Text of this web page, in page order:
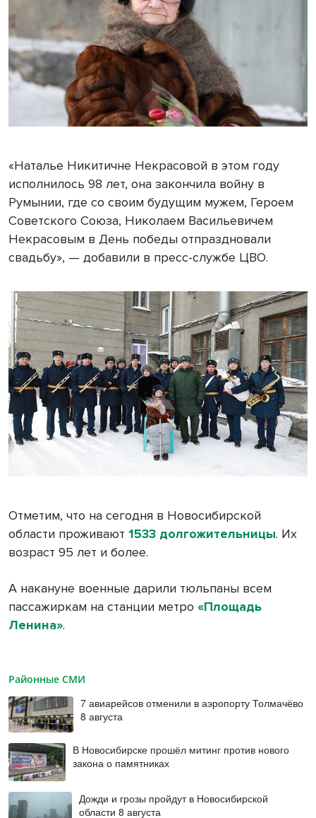
«Наталье Никитичне Некрасовой в этом году
исполнилось 98 лет, она закончила войну в
Румынии, где со своим будущим мужем, Героем
Советского Союза, Николаем Васильевичем
Некрасовым в День победы отпраздновали
свадьбу», — добавили в пресс-службе ЦВО.
Отметим, что на сегодня в Новосибирской
области проживают 1533 долгожительницы. Их
возраст 95 лет и более.
А накануне военные дарили тюльпаны всем
пассажиркам на станции метро «Площадь
Ленина».
Районные СМИ
7 авиарейсов отменили в аэропорту Толмачёво
8 августа
В Новосибирске прошёл митинг против нового
закона о памятниках
Дожди и грозы пройдут в Новосибирской
области 8 августа